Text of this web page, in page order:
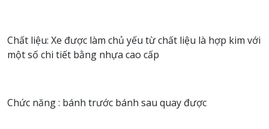
Chất liệu: Xe được làm chủ yếu từ chất liệu là hợp kim với
một số chi tiết bằng nhựa cao cấp
Chức năng : bánh trước bánh sau quay được